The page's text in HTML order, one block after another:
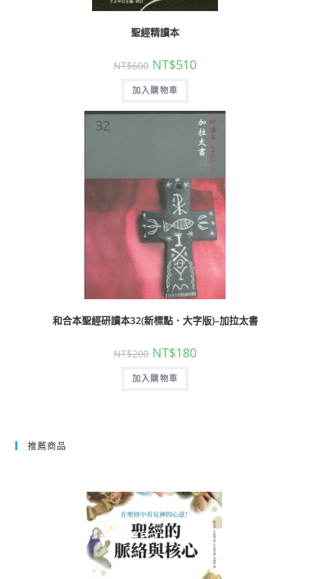
聖經精讀本
NT$600 NT$510
加入購物車
和合本聖經研讀本32(新標點．大字版)–加拉太書
NT$200 NT$180
加入購物車
推薦商品